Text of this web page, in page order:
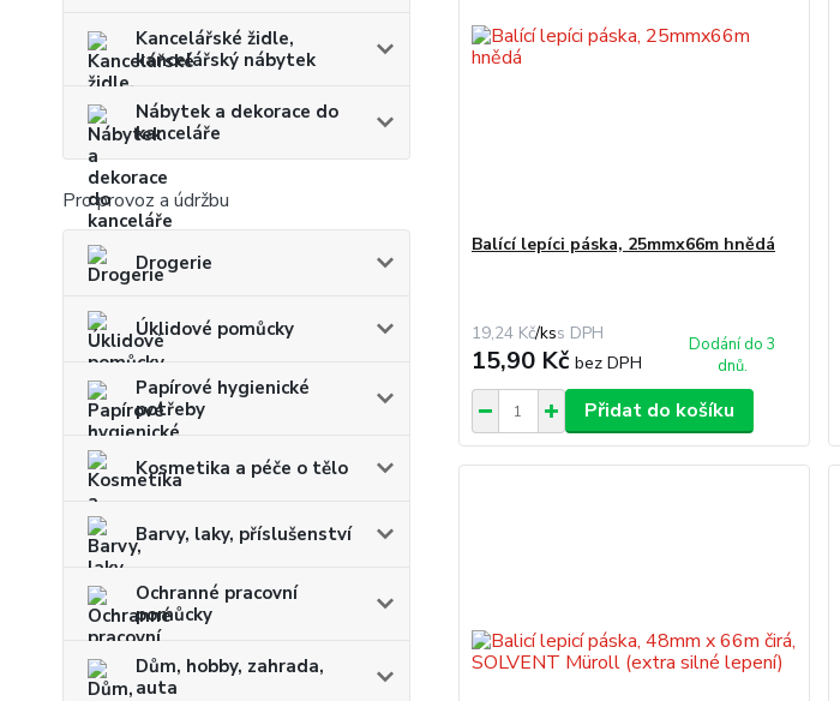
Kancelářské židle,
kancelářský nábytek
Nábytek a dekorace do
kanceláře
Pro provoz a údržbu
Drogerie
Úklidové pomůcky
Papírové hygienické
potřeby
Kosmetika a péče o tělo
Barvy, laky, příslušenství
Ochranné pracovní
pomůcky
Dům, hobby, zahrada,
auta
Balící lepíci páska, 25mmx66m hnědá
19,24 Kč/ks
15,90 Kč bez DPH
Dodání do 3
dnů.
Přidat do košíku